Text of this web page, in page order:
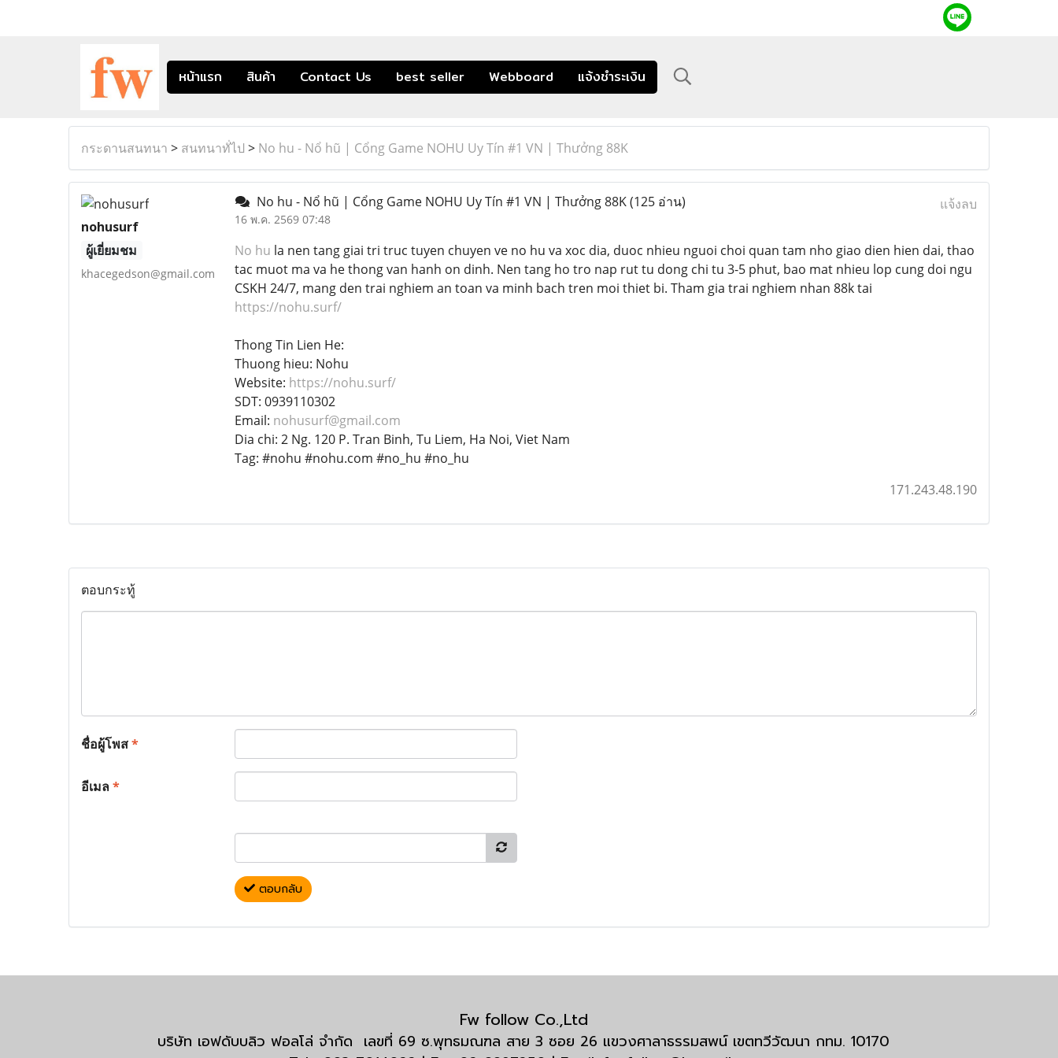
หน้าแรก สินค้า Contact Us best seller Webboard แจ้งชำระเงิน
กระดานสนทนา > สนทนาทั่ไป > No hu - Nổ hũ | Cổng Game NOHU Uy Tín #1 VN | Thưởng 88K
nohusurf
ผู้เยี่ยมชม
khacegedson@gmail.com
No hu - Nổ hũ | Cổng Game NOHU Uy Tín #1 VN | Thưởng 88K(125 อ่าน)
16 พ.ค. 2569 07:48
แจ้งลบ
No hu la nen tang giai tri truc tuyen chuyen ve no hu va xoc dia, duoc nhieu nguoi choi quan tam nho giao dien hien dai, thao
tac muot ma va he thong van hanh on dinh. Nen tang ho tro nap rut tu dong chi tu 3-5 phut, bao mat nhieu lop cung doi ngu
CSKH 24/7, mang den trai nghiem an toan va minh bach tren moi thiet bi. Tham gia trai nghiem nhan 88k tai
https://nohu.surf/
Thong Tin Lien He:
Thuong hieu: Nohu
Website: https://nohu.surf/
SDT: 0939110302
Email: nohusurf@gmail.com
Dia chi: 2 Ng. 120 P. Tran Binh, Tu Liem, Ha Noi, Viet Nam
Tag: #nohu #nohu.com #no_hu #no_hu
171.243.48.190
ตอบกระทู้
ชื่อผู้โพส*
อีเมล*
ตอบกลับ
Fw follow Co.,Ltd
บริษัท เอฟดับบลิว ฟอลโล่ จำกัด เลขที่ 69 ซ.พุทธมณฑล สาย 3 ซอย 26 แขวงศาลาธรรมสพน์ เขตทวีวัฒนา กทม. 10170